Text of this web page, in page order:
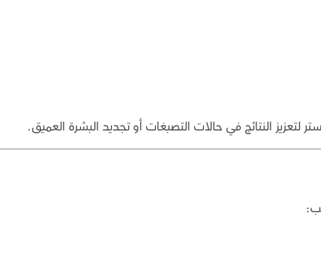
النتائج في حالات التصبغات أو تجديد البشرة العميق.